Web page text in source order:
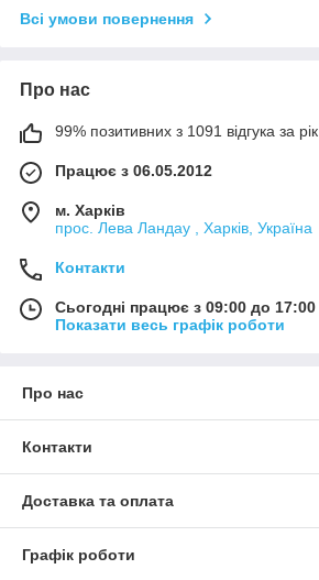
Всі умови повернення
Про нас
99% позитивних з 1091 відгука за рік
Працює з 06.05.2012
м. Харків
прос. Лева Ландау , Харків, Україна
Контакти
Сьогодні працює з 09:00 до 17:00
Показати весь графік роботи
Про нас
Контакти
Доставка та оплата
Графік роботи